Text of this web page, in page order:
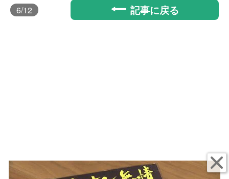
6/12 記事に戻る